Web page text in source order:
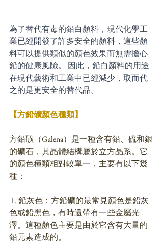
為了替代有毒的鉛白顏料，現代化學工
業已經開發了許多安全的顏料，這些顏
料可以提供類似的顏色效果而無需擔心
鉛的健康風險。 因此，鉛白顏料的用途
在現代藝術和工業中已經減少，取而代
之的是更安全的替代品。
【方鉛礦顏色種類】
方鉛礦（Galena）是一種含有鉛、硫和銀
的礦石，其晶體結構屬於立方晶系。它
的顏色種類相對較單一，主要有以下幾
種：
色或鉛黑色，有時還帶有一些金屬光
澤。這種顏色主要是由於它含有大量的
鉛元素造成的。